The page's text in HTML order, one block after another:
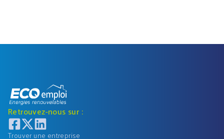
Retrouvez-nous sur :
Trouver une entreprise